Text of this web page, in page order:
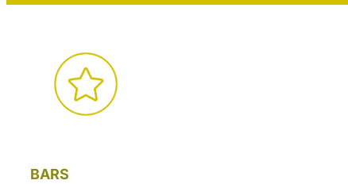
BARS